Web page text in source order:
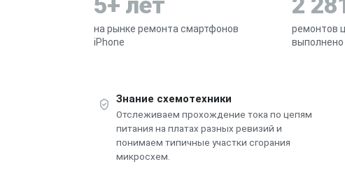
на рынке ремонта смартфонов
iPhone
ремонтов
выполнено
Знание схемотехники
Отслеживаем прохождение тока по цепям
питания на платах разных ревизий и
понимаем типичные участки сгорания
микросхем.